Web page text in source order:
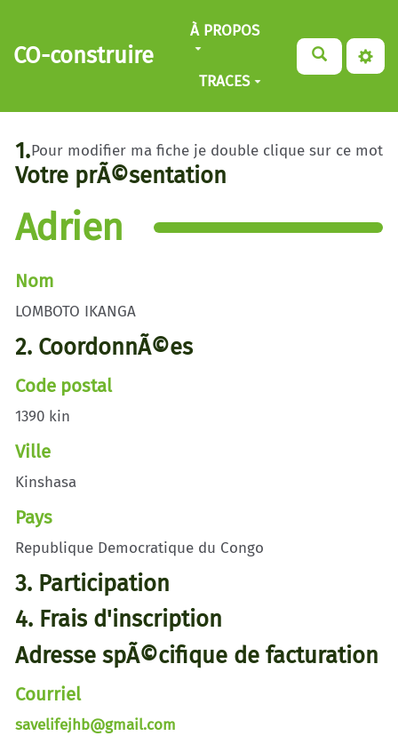
Aller au contenu principal
CO-construire
À PROPOS
TRACES
Pour modifier ma fiche je double clique sur ce mot
1.
Votre prÃ©sentation
Adrien
Nom
LOMBOTO IKANGA
2. CoordonnÃ©es
Code postal
1390 kin
Ville
Kinshasa
Pays
Republique Democratique du Congo
3. Participation
4. Frais d'inscription
Adresse spÃ©cifique de facturation
Courriel
savelifejhb@gmail.com